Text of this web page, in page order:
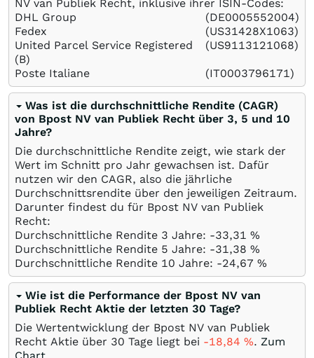
NV van Publiek Recht, inklusive ihrer ISIN-Codes:
DHL Group
(DE0005552004)
Fedex
(US31428X1063)
United Parcel Service Registered
(B)
(US9113121068)
Poste Italiane (IT0003796171)
Was ist die durchschnittliche Rendite (CAGR)
von Bpost NV van Publiek Recht über 3, 5 und 10
Jahre?
Die durchschnittliche Rendite zeigt, wie stark der
Wert im Schnitt pro Jahr gewachsen ist. Dafür
nutzen wir den CAGR, also die jährliche
Durchschnittsrendite über den jeweiligen Zeitraum.
Darunter findest du für Bpost NV van Publiek
Recht:
Durchschnittliche Rendite 3 Jahre: -33,31 %
Durchschnittliche Rendite 5 Jahre: -31,38 %
Durchschnittliche Rendite 10 Jahre: -24,67 %
Wie ist die Performance der Bpost NV van
Publiek Recht Aktie der letzten 30 Tage?
Die Wertentwicklung der Bpost NV van Publiek
Recht Aktie über 30 Tage liegt bei -18,84 %. Zum
Chart